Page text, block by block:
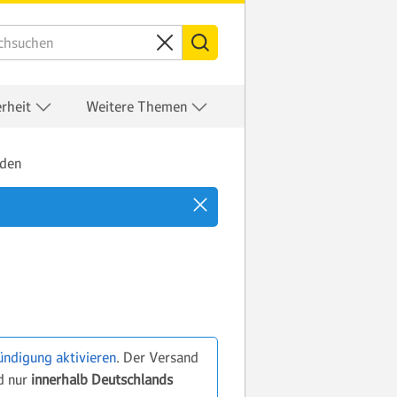
Weitere Themen
aktivieren. Der Versand
nur innerhalb Deutschlands